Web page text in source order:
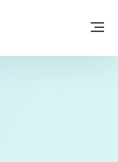
- HJEMMESIDE